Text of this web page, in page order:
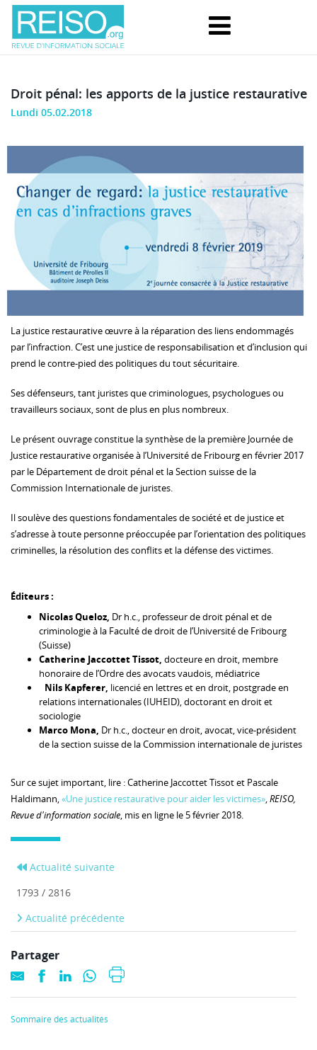
Droit pénal: les apports de la justice restaurative
Lundi 05.02.2018
La justice restaurative œuvre à la réparation des liens endommagés
par l’infraction. C’est une justice de responsabilisation et d’inclusion qui
prend le contre-pied des politiques du tout sécuritaire.
Ses défenseurs, tant juristes que criminologues, psychologues ou
travailleurs sociaux, sont de plus en plus nombreux.
Le présent ouvrage constitue la synthèse de la première Journée de
Justice restaurative organisée à l’Université de Fribourg en février 2017
par le Département de droit pénal et la Section suisse de la
Commission Internationale de juristes.
Il soulève des questions fondamentales de société et de justice et
s’adresse à toute personne préoccupée par l’orientation des politiques
criminelles, la résolution des conflits et la défense des victimes.
Éditeurs :
Nicolas Queloz, Dr h.c., professeur de droit pénal et de
criminologie à la Faculté de droit de l’Université de Fribourg
(Suisse)
Catherine Jaccottet Tissot, docteure en droit, membre
honoraire de l’Ordre des avocats vaudois, médiatrice
Nils Kapferer, licencié en lettres et en droit, postgrade en
relations internationales (IUHEID), doctorant en droit et
sociologie
Marco Mona, Dr h.c., docteur en droit, avocat, vice-président
de la section suisse de la Commission internationale de juristes
Sur ce sujet important, lire : Catherine Jaccottet Tissot et Pascale
Haldimann,«Une justice restaurative pour aider les victimes»,REISO,
Revue d'information sociale, mis en ligne le 5 février 2018.
Actualité suivante
1793 / 2816
Actualité précédente
Partager
Sommaire des actualités